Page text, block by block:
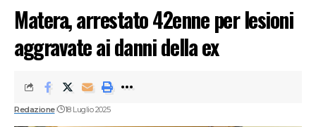
Matera, arrestato 42enne per lesioni
aggravate ai danni della ex
Redazione 18 Luglio 2025